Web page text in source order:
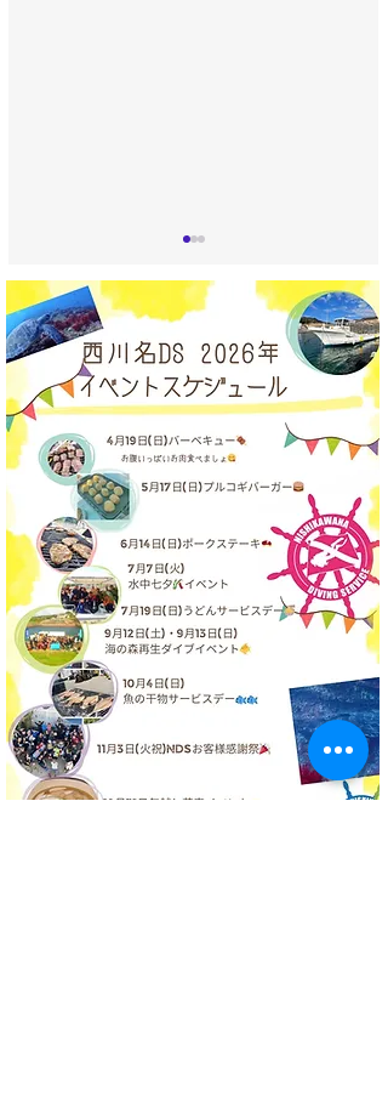
うみばたけ 新人入りま
した〜🌽✨
ト